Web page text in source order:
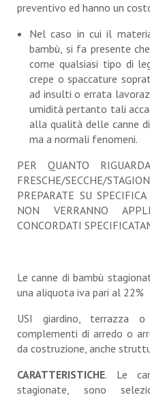
preventivo ed hanno un
Nel caso in cui il
bambù, si fa presente
come qualsiasi tipo di
crepe o spaccature
ad insulti o errata
umidità pertanto tali
alla qualità delle canne
ma a normali fenomeni.
PER QUANTO
FRESCHE/SECCHE/
PREPARATE SU
NON VERRANNO
CONCORDATI
Le canne di bambù
una aliquota iva pari al 22%
USI giardino, terrazza
complementi di arredo o
da costruzione, anche
CARATTERISTICHE. Le
stagionate, sono